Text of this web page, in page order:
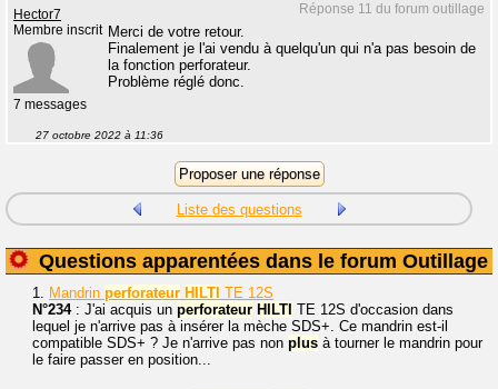
Réponse 11 du forum outillage
Hector7
Membre inscrit
7 messages
Merci de votre retour.
Finalement je l'ai vendu à quelqu'un qui n'a pas besoin de
la fonction perforateur.
Problème réglé donc.
27 octobre 2022 à 11:36
Liste des questions
Questions apparentées dans le forum Outillage
1. Mandrin perforateur HILTI TE 12S
N°234: J'ai acquis un perforateur HILTI TE 12S d'occasion dans
lequel je n'arrive pas à insérer la mèche SDS+. Ce mandrin est-il
compatible SDS+ ? Je n'arrive pas non plus à tourner le mandrin pour
le faire passer en position...